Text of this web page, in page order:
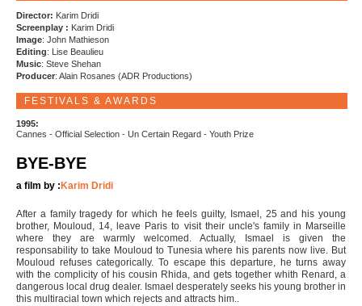
Director: Karim Dridi
Screenplay : Karim Dridi
Image: John Mathieson
Editing: Lise Beaulieu
Music: Steve Shehan
Producer: Alain Rosanes (ADR Productions)
FESTIVALS & AWARDS
1995:
Cannes - Official Selection - Un Certain Regard - Youth Prize
BYE-BYE
a film by : Karim Dridi
After a family tragedy for which he feels guilty, Ismael, 25 and his young
brother, Mouloud, 14, leave Paris to visit their uncle's family in Marseille
where they are warmly welcomed. Actually, Ismael is given the
responsability to take Mouloud to Tunesia where his parents now live. But
Mouloud refuses categorically. To escape this departure, he turns away
with the complicity of his cousin Rhida, and gets together whith Renard, a
dangerous local drug dealer. Ismael desperately seeks his young brother in
this multiracial town which rejects and attracts him..